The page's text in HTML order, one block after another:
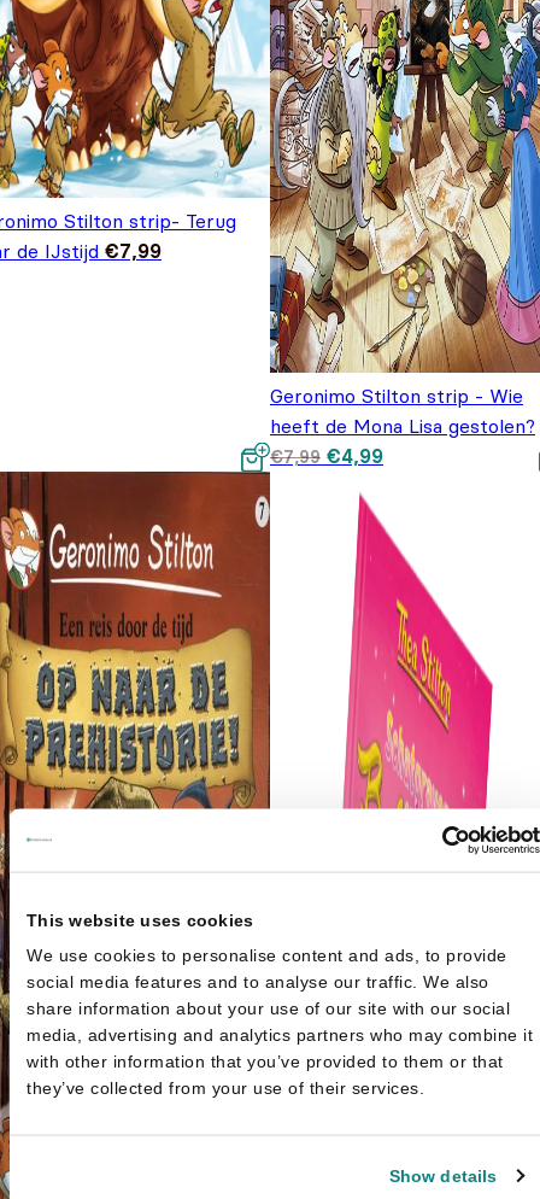
This website uses cookies
We use cookies to personalise content and ads, to provide
social media features and to analyse our traffic. We also
share information about your use of our site with our social
media, advertising and analytics partners who may combine it
with other information that you’ve provided to them or that
they’ve collected from your use of their services.
Show details
Stilton strip- Terug
de IJstijd €7,99
Geronimo Stilton strip - Wie
heeft de Mona Lisa gestolen?
€7,99 Oorspronkelijke prijs
was: €7,99.
€4,99Huidige prijs is:
€4,99.